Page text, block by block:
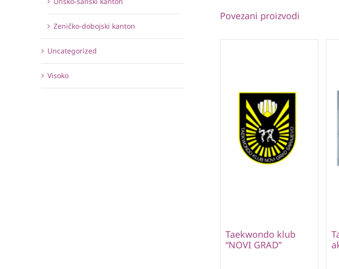
Povezani proizvodi
Taekwondo klub
“NOVI GRAD”
Zeničko-dobojski kanton
Uncategorized
Visoko